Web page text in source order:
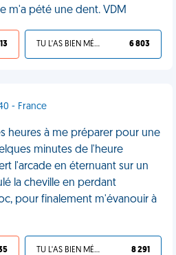
m'a pété une dent. VDM
TU L'AS BIEN MÉRITÉ 6 803
- France
heures à me préparer pour une
minutes de l'heure
l'arcade en éternuant sur un
la cheville en perdant
pour finalement m'évanouir à
TU L'AS BIEN MÉRITÉ 8 291